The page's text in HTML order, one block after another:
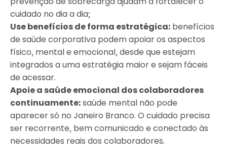
cuidado no dia a dia;
Use benefícios de forma estratégica: benefícios
de saúde corporativa podem apoiar os aspectos
físico, mental e emocional, desde que estejam
integrados a uma estratégia maior e sejam fáceis
de acessar.
Apoie a saúde emocional dos colaboradores
continuamente:saúde mental não pode
aparecer só no Janeiro Branco. O cuidado precisa
ser recorrente, bem comunicado e conectado às
necessidades reais dos colaboradores.